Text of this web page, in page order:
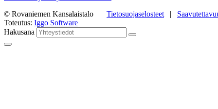
© Rovaniemen Kansalaistalo | Tietosuojaselosteet |
Toteutus: Iggo Software
Hakusana